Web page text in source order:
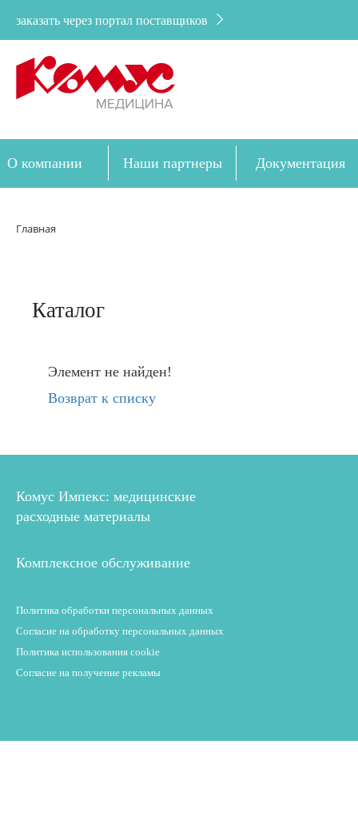
заказать через портал поставщиков
О компании Наши партнеры Документация
Главная
Каталог
Элемент не найден!
Возврат к списку
Комус Импекс: медицинские
расходные материалы
Комплексное обслуживание
Политика обработки персональных данных
Согласие на обработку персональных данных
Политика использования cookie
Согласие на получение рекламы